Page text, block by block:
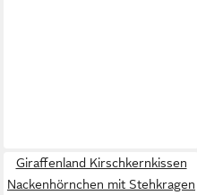
Giraffenland Kirschkernkissen
Nackenhörnchen mit Stehkragen